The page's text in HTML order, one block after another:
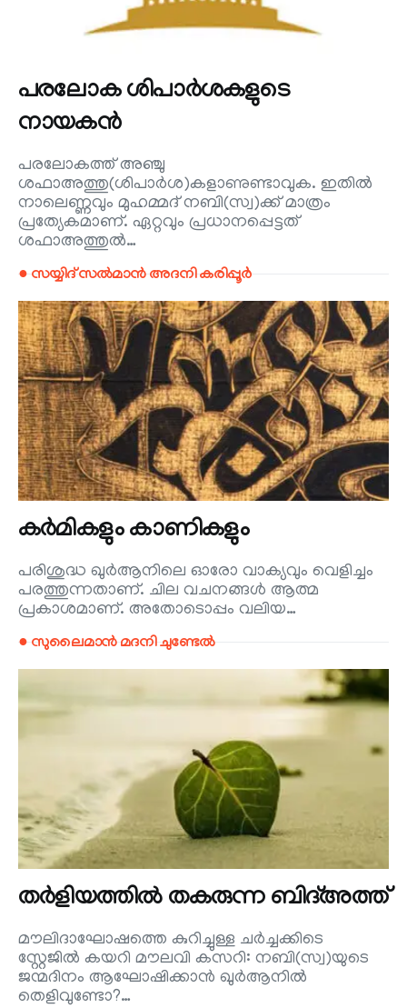
പരലോക ശിപാർശകളുടെ
നായകൻ
പരലോകത്ത് അഞ്ചു
ശഫാഅത്തു(ശിപാർശ)കളാണുണ്ടാവുക. ഇതിൽ
നാലെണ്ണവും മുഹമ്മദ് നബി(സ്വ)ക്ക് മാത്രം
പ്രത്യേകമാണ്. ഏറ്റവും പ്രധാനപ്പെട്ടത്
ശഫാഅത്തുൽ…
● സയ്യിദ് സൽമാൻ അദനി കരിപ്പൂർ
കർമികളും കാണികളും
പരിശുദ്ധ ഖുർആനിലെ ഓരോ വാക്യവും വെളിച്ചം
പരത്തുന്നതാണ്. ചില വചനങ്ങൾ ആത്മ
പ്രകാശമാണ്. അതോടൊപ്പം വലിയ…
● സുലൈമാൻ മദനി ചുണ്ടേൽ
തർളിയത്തിൽ തകരുന്ന ബിദ്അത്ത്
മൗലിദാഘോഷത്തെ കുറിച്ചുള്ള ചർച്ചക്കിടെ
സ്റ്റേജിൽ കയറി മൗലവി കസറി: നബി(സ്വ)യുടെ
ജന്മദിനം ആഘോഷിക്കാൻ ഖുർആനിൽ
തെളിവുണ്ടോ?…